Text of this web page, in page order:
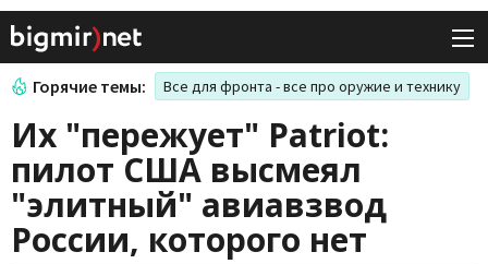
Горячие темы: Все для фронта - все про оружие и технику
Их "пережует" Patriot:
пилот США высмеял
"элитный" авиавзвод
России, которого нет